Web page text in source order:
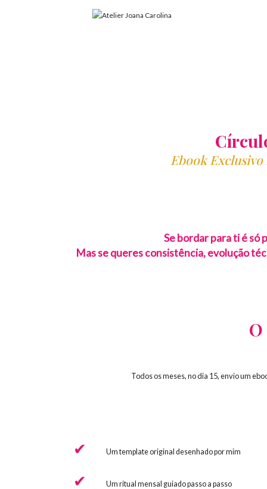
Ebook
Se bordar para ti é só
Mas se queres consistência, evolução
Todos os meses, no dia 15, envio um
Um template original desenhado por mim
Um ritual mensal guiado passo a passo